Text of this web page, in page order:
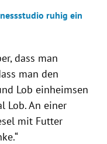
ruhig ein
dass man
man den
Lob einheimsen
Lob. An einer
mit Futter